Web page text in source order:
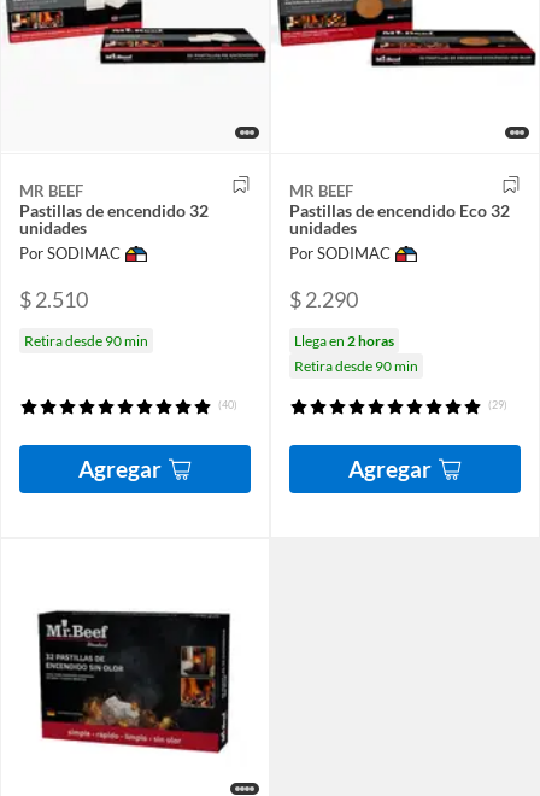
MR BEEF
Pastillas de encendido 32
unidades
Por SODIMAC
$ 2.510
Retira desde 90 min
(40)
Agregar
MR BEEF
Pastillas de encendido Eco 32
unidades
Por SODIMAC
$ 2.290
Llega en 2 horas
Retira desde 90 min
(29)
Agregar